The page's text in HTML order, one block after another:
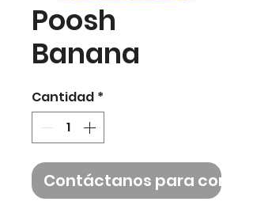
Poosh
Banana
Cantidad *
Contáctanos para